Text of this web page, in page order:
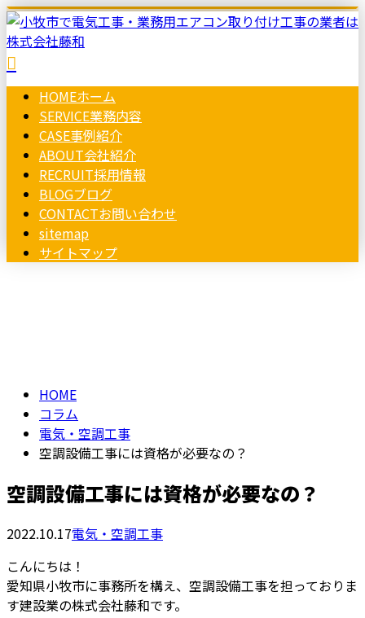
HOMEホーム
SERVICE業務内容
CASE事例紹介
ABOUT会社紹介
RECRUIT採用情報
BLOGブログ
CONTACTお問い合わせ
sitemap
サイトマップ
HOME
コラム
電気・空調工事
空調設備工事には資格が必要なの？
空調設備工事には資格が必要なの？
2022.10.17電気・空調工事
こんにちは！
愛知県小牧市に事務所を構え、空調設備工事を担っておりま
す建設業の株式会社藤和です。